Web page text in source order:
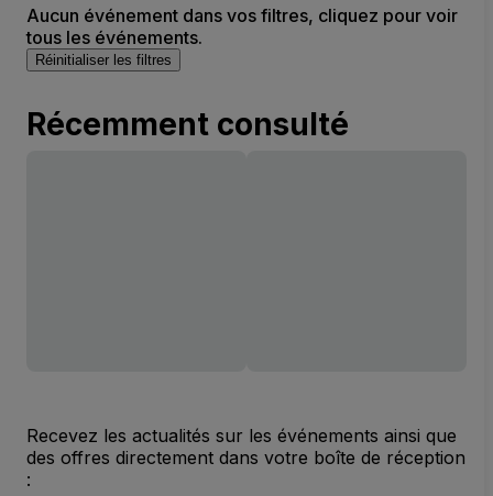
Aucun événement dans vos filtres, cliquez pour voir
tous les événements.
Réinitialiser les filtres
Récemment consulté
Recevez les actualités sur les événements ainsi que
des offres directement dans votre boîte de réception
: